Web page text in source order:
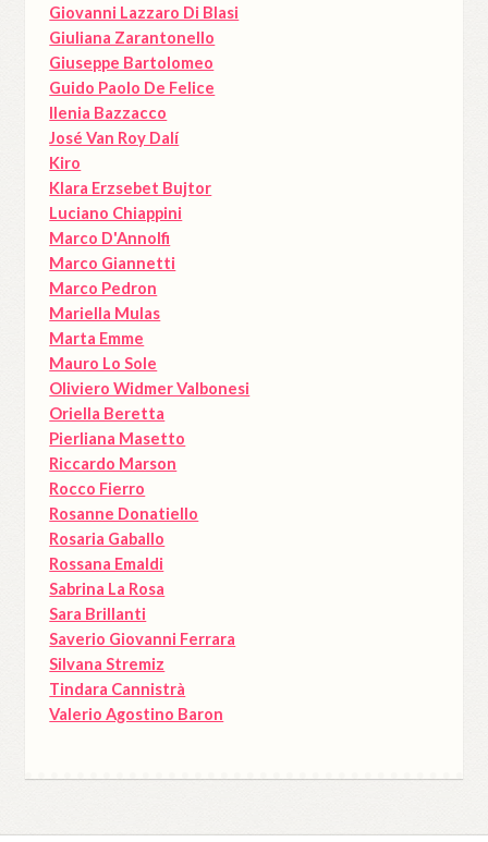
Giovanni Lazzaro Di Blasi
Giuliana Zarantonello
Giuseppe Bartolomeo
Guido Paolo De Felice
Ilenia Bazzacco
José Van Roy Dalí
Kiro
Klara Erzsebet Bujtor
Luciano Chiappini
Marco D'Annolfi
Marco Giannetti
Marco Pedron
Mariella Mulas
Marta Emme
Mauro Lo Sole
Oliviero Widmer Valbonesi
Oriella Beretta
Pierliana Masetto
Riccardo Marson
Rocco Fierro
Rosanne Donatiello
Rosaria Gaballo
Rossana Emaldi
Sabrina La Rosa
Sara Brillanti
Saverio Giovanni Ferrara
Silvana Stremiz
Tindara Cannistrà
Valerio Agostino Baron